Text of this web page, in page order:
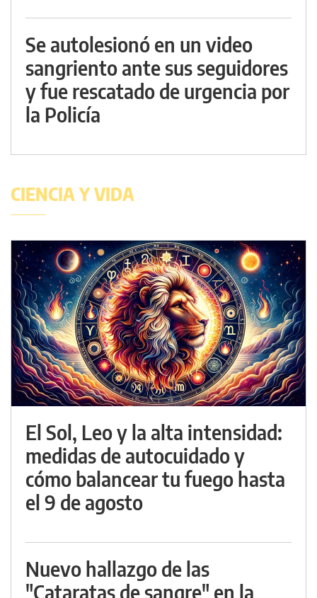
Se autolesionó en un video
sangriento ante sus seguidores
y fue rescatado de urgencia por
la Policía
CIENCIA Y VIDA
El Sol, Leo y la alta intensidad:
medidas de autocuidado y
cómo balancear tu fuego hasta
el 9 de agosto
Nuevo hallazgo de las
"Cataratas de sangre" en la